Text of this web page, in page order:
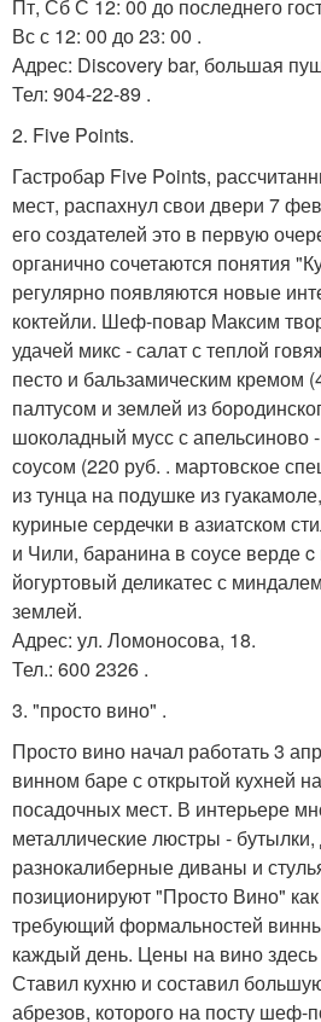
Пт, Сб С 12: 00 до последнего
Вс с 12: 00 до 23: 00 .
Адрес: Discovery bar, большая
Тел: 904-22-89 .
2. Five Points.
Гастробар Five Points,
мест, распахнул свои двери 7
его создателей это в первую
органично сочетаются понятия
регулярно появляются новые
коктейли. Шеф-повар Максим
удачей микс - салат с теплой
песто и бальзамическим кремом
палтусом и землей из
шоколадный мусс с апельсиново
соусом (220 руб. . мартовское
из тунца на подушке из
куриные сердечки в азиатском
и Чили, баранина в соусе верде c
йогуртовый деликатес с
землей.
Адрес: ул. Ломоносова, 18.
Тел.: 600 2326 .
3. "просто вино" .
Просто вино начал работать 3
винном баре с открытой кухней
посадочных мест. В интерьере
металлические люстры -
разнокалиберные диваны и
позиционируют "Просто Вино"
требующий формальностей
каждый день. Цены на вино
Ставил кухню и составил
абрезов, которого на посту шеф-